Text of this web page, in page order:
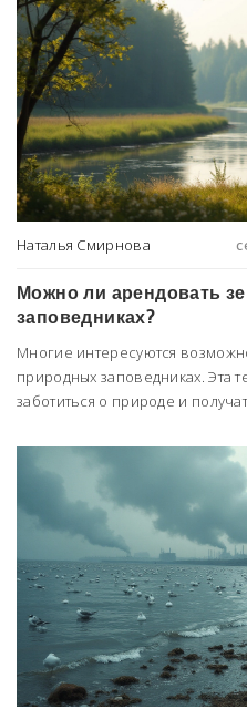
регулировании планетарного
богатейшей
жизни.
Наталья Смирнова
Можно ли арендовать
заповедниках?
Многие интересуются
природных заповедниках. Эта
заботиться о природе и
земли в заповедниках, а также
полезные советы.